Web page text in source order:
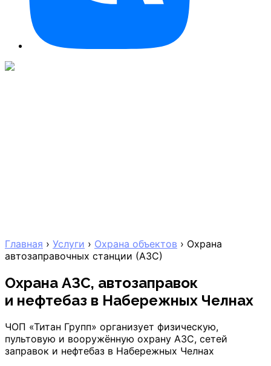
Главная › Услуги › Охрана объектов › Охрана
автозаправочных станции (АЗС)
Охрана АЗС, автозаправок
и нефтебаз в Набережных Челнах
ЧОП «Титан Групп» организует физическую,
пультовую и вооружённую охрану АЗС, сетей
заправок и нефтебаз в Набережных Челнах